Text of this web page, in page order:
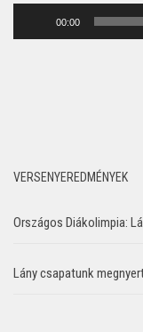
00:00
VERSENYEREDMÉNYEK
Országos Diákolimpia:
Lány csapatunk